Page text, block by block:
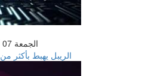
الجمعة 07 أغسطس 2026 01:44 صباحاً
الريبل يهبط بأكثر من 3% مع استمرار الضغوط البيعية